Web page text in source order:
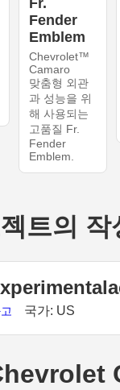
Fr.
Fender
Emblem
Chevrolet™
Camaro
맞춤형 외관
과 성능을 위
해 사용되는
고품질 Fr.
Fender
Emblem.
트의 작
국가: US